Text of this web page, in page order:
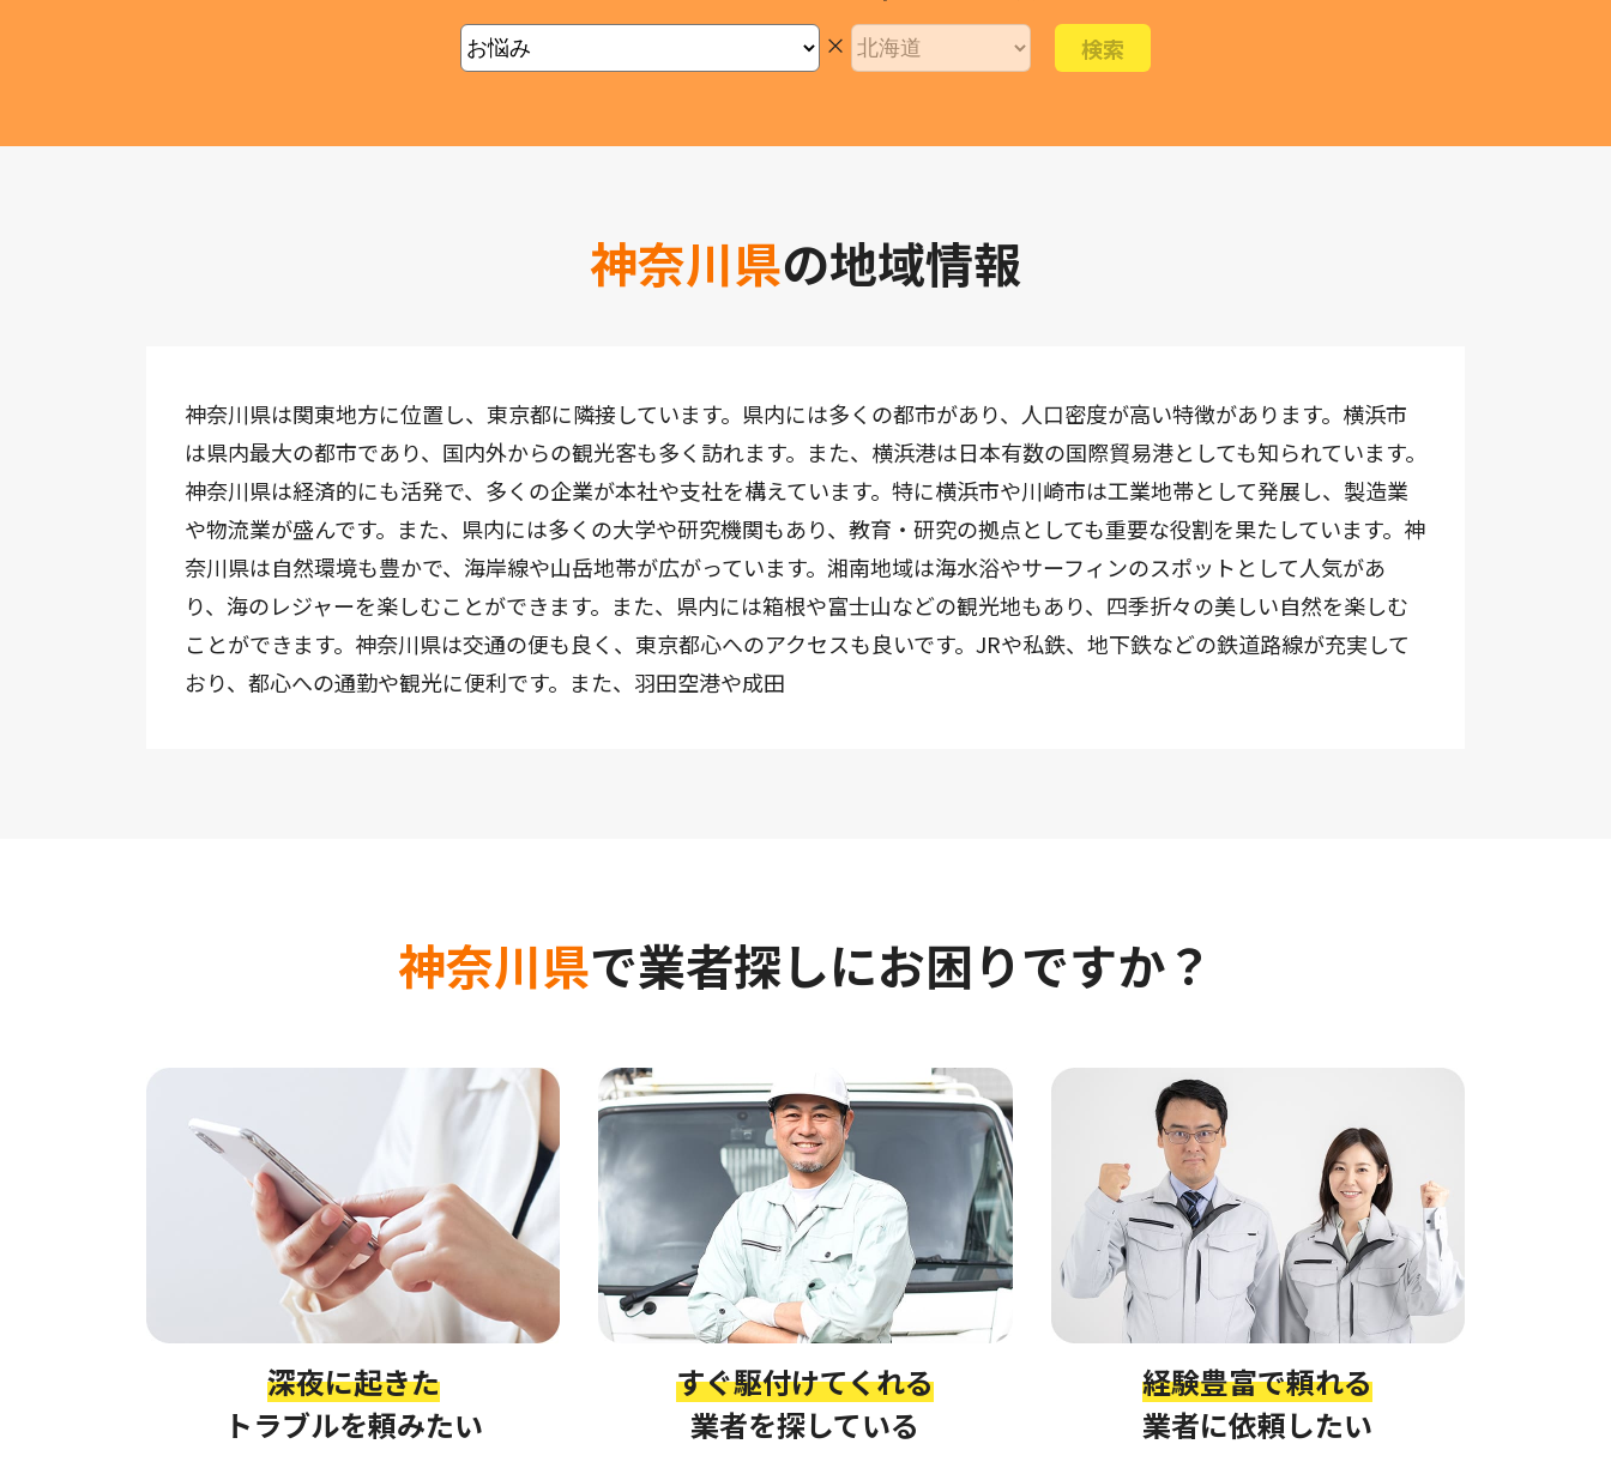
×
神奈川県の地域情報
神奈川県は関東地方に位置し、東京都に隣接しています。県内には多くの都市があり、人口密度が高い特徴があります。横浜市
は県内最大の都市であり、国内外からの観光客も多く訪れます。また、横浜港は日本有数の国際貿易港としても知られています。
神奈川県は経済的にも活発で、多くの企業が本社や支社を構えています。特に横浜市や川崎市は工業地帯として発展し、製造業
や物流業が盛んです。また、県内には多くの大学や研究機関もあり、教育・研究の拠点としても重要な役割を果たしています。神
奈川県は自然環境も豊かで、海岸線や山岳地帯が広がっています。湘南地域は海水浴やサーフィンのスポットとして人気があ
り、海のレジャーを楽しむことができます。また、県内には箱根や富士山などの観光地もあり、四季折々の美しい自然を楽しむ
ことができます。神奈川県は交通の便も良く、東京都心へのアクセスも良いです。JRや私鉄、地下鉄などの鉄道路線が充実して
おり、都心への通勤や観光に便利です。また、羽田空港や成田
神奈川県で業者探しにお困りですか？
深夜に起きた
トラブルを頼みたい
すぐ駆付けてくれる
業者を探している
経験豊富で頼れる
業者に依頼したい